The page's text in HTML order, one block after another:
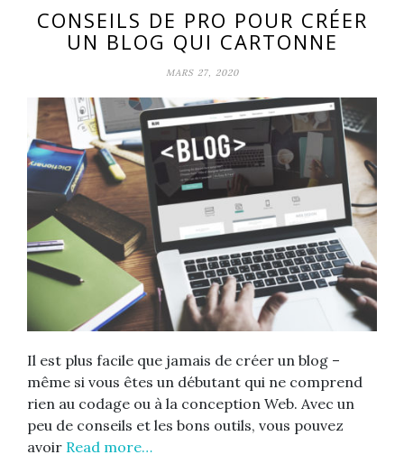
CONSEILS DE PRO POUR CRÉER
UN BLOG QUI CARTONNE
MARS 27, 2020
Il est plus facile que jamais de créer un blog –
même si vous êtes un débutant qui ne comprend
rien au codage ou à la conception Web. Avec un
peu de conseils et les bons outils, vous pouvez
avoir Read more…